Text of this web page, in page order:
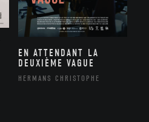
EN ATTENDANT LA
DEUXIÈME VAGUE
HERMANS CHRISTOPHE